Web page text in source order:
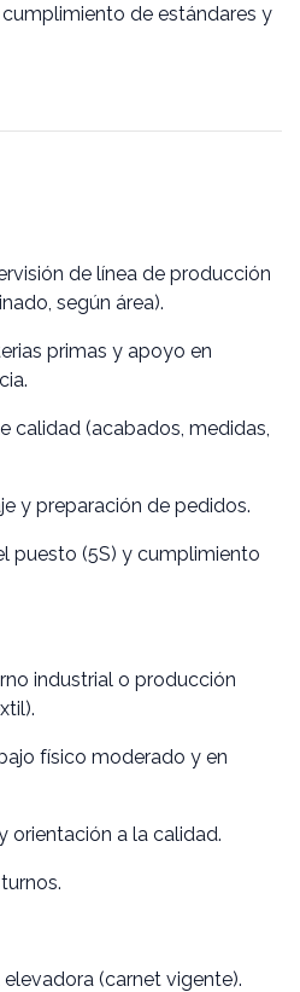
de estándares y
de línea de producción
según área).
primas y apoyo en
calidad (acabados, medidas,
y preparación de pedidos.
puesto (5S) y cumplimiento
industrial o producción
físico moderado y en
orientación a la calidad.
(carnet vigente).